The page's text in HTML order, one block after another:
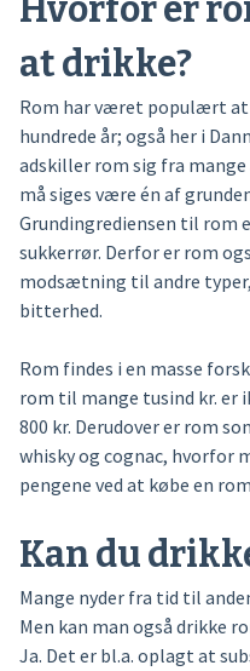
Hvorfor er
at drikke?
Rom har været populært at
hundrede år; også her i
adskiller rom sig fra
må siges være én af
Grundingrediensen til rom
sukkerrør. Derfor er rom
modsætning til andre
bitterhed.
Rom findes i en masse
rom til mange tusind kr. er
800 kr. Derudover er rom
whisky og cognac, hvorfor
pengene ved at købe en
Kan du
Mange nyder fra tid til
Men kan man også drikke
Ja. Det er bl.a. oplagt at